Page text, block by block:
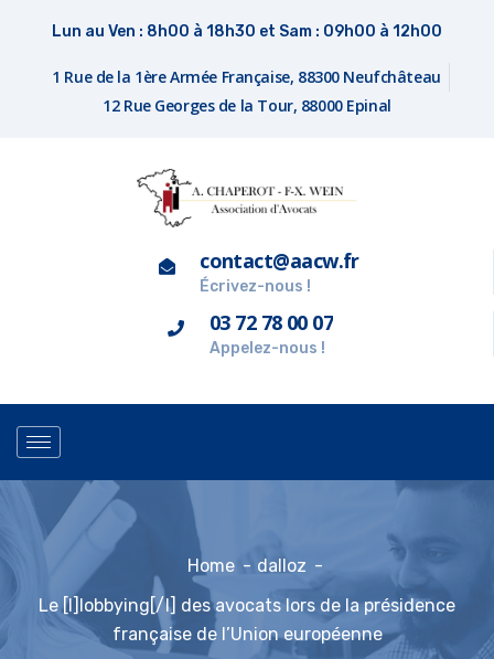
Lun au Ven : 8h00 à 18h30 et Sam : 09h00 à 12h00
1 Rue de la 1ère Armée Française, 88300 Neufchâteau
12 Rue Georges de la Tour, 88000 Epinal
contact@aacw.fr
Écrivez-nous !
03 72 78 00 07
Appelez-nous !
Home
dalloz
Le [I]lobbying[/I] des avocats lors de la présidence
française de l’Union européenne